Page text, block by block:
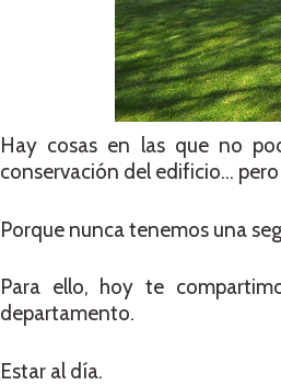
Hay cosas en las que no
conservación del edificio…
Porque nunca tenemos una
Para ello, hoy te
departamento.
Estar al día.